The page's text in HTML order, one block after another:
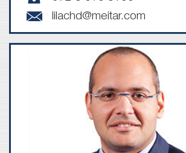
lilachd@meitar.com